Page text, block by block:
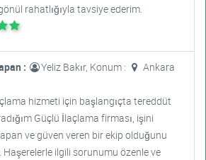
rahatlığıyla tavsiye ederim.
: Yeliz Bakır, Konum :
Ankara
hizmeti için başlangıçta tereddüt
Güçlü İlaçlama firması, işini
ve güven veren bir ekip olduğunu
Haşerelerle ilgili sorunumu özenle ve